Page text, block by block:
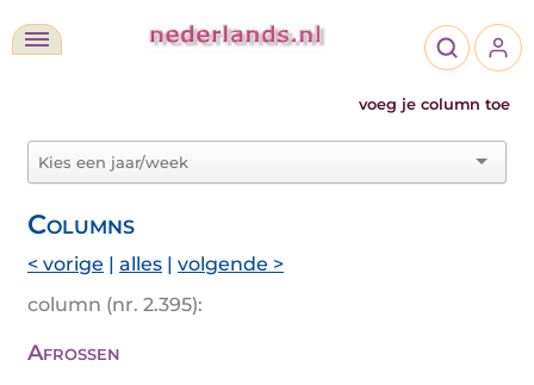
voeg je column toe
Columns
< vorige | alles | volgende >
column (nr. 2.395):
Afrossen